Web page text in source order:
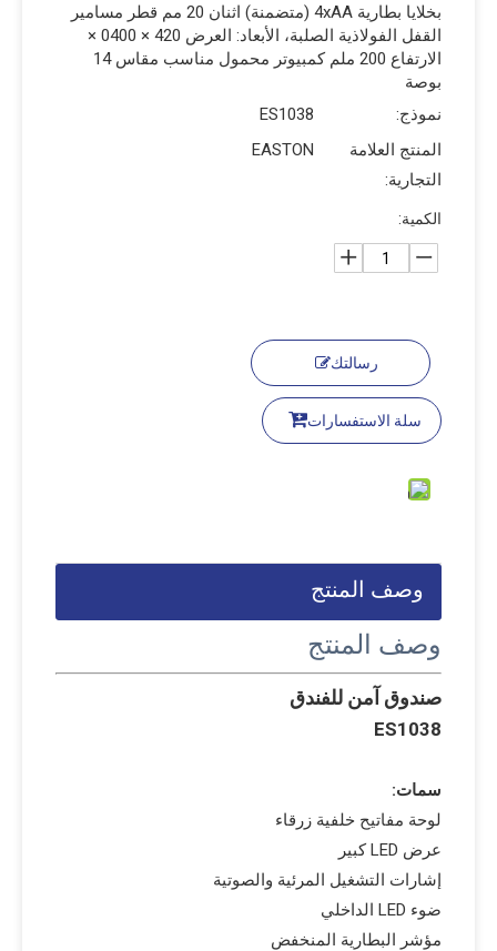
بخلايا بطارية 4xAA (متضمنة) اثنان 20 مم قطر مسامير
القفل الفولاذية الصلبة، الأبعاد: العرض 420 × 0400 ×
الارتفاع 200 ملم كمبيوتر محمول مناسب مقاس 14
بوصة
نموذج:
ES1038
المنتج العلامة
التجارية:
EASTON
الكمية:
رسالتك
سلة الاستفسارات
وصف المنتج
وصف المنتج
صندوق آمن للفندق
ES1038
سمات:
لوحة مفاتيح خلفية زرقاء
عرض LED كبير
إشارات التشغيل المرئية والصوتية
ضوء LED الداخلي
مؤشر البطارية المنخفض